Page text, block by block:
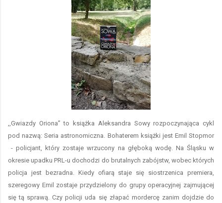
,,Gwiazdy Oriona’’ to książka Aleksandra Sowy rozpoczynająca cykl
pod nazwą: Seria astronomiczna. Bohaterem książki jest Emil Stopmor
- policjant, który zostaje wrzucony na głęboką wodę. Na Śląsku w
okresie upadku PRL-u dochodzi do brutalnych zabójstw, wobec których
policja jest bezradna. Kiedy ofiarą staje się siostrzenica premiera,
szeregowy Emil zostaje przydzielony do grupy operacyjnej zajmującej
się tą sprawą. Czy policji uda się złapać mordercę zanim dojdzie do